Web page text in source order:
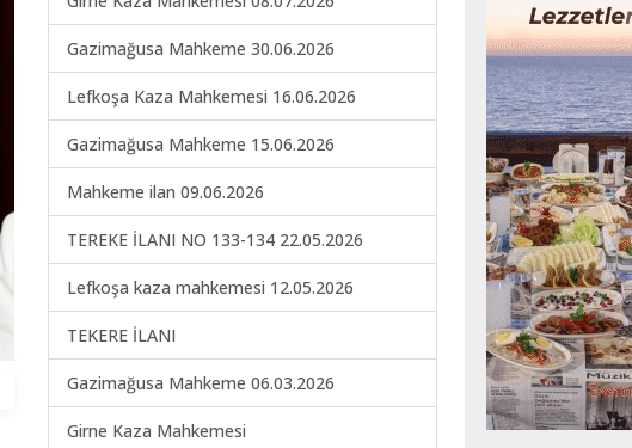
Gazimağusa Mahkeme 30.06.2026
Lefkoşa Kaza Mahkemesi 16.06.2026
Gazimağusa Mahkeme 15.06.2026
Mahkeme ilan 09.06.2026
TEREKE İLANI NO 133-134 22.05.2026
Lefkoşa kaza mahkemesi 12.05.2026
TEKERE İLANI
Gazimağusa Mahkeme 06.03.2026
Girne Kaza Mahkemesi